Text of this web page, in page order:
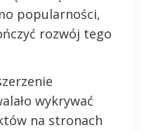
popularności,
rozwój tego
wykrywać
na stronach